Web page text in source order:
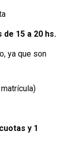
de 15 a 20 hs.
ya que son
y 1